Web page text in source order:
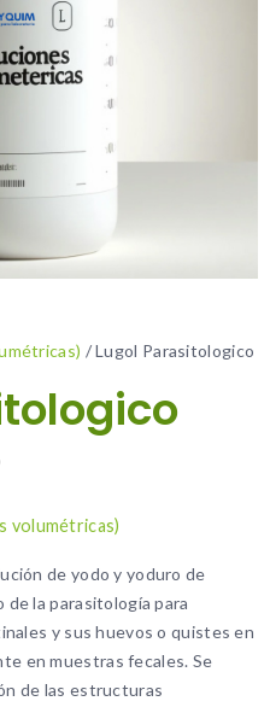
/ Lugol Parasitologico
volumétricas)
de yodo y yoduro de
la parasitología para
y sus huevos o quistes en
en muestras fecales. Se
de las estructuras